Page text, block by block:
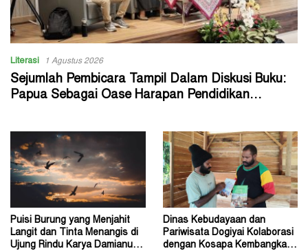
Literasi 1 Agustus 2026
Sejumlah Pembicara Tampil Dalam Diskusi Buku:
Papua Sebagai Oase Harapan Pendidikan
Puisi Burung yang Menjahit
Langit dan Tinta Menangis di
Ujung Rindu Karya Damianus
Dinas Kebudayaan dan
Pariwisata Dogiyai Kolaborasi
dengan Kosapa Kembangkan